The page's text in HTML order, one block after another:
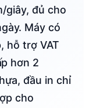
giây, đủ cho
Máy có
hỗ trợ VAT
hơn 2
đầu in chỉ
cho